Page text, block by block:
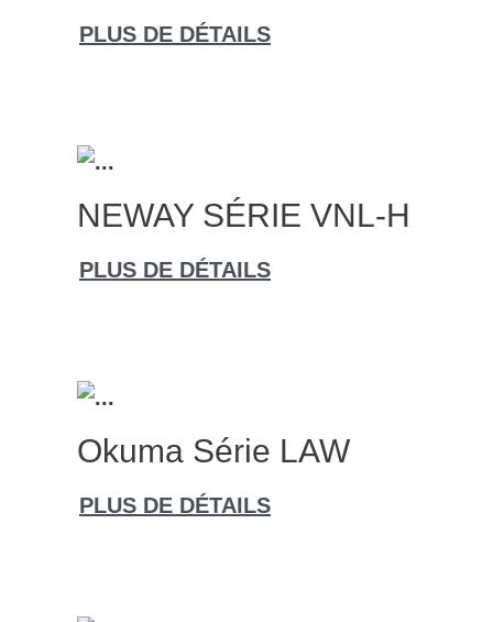
PLUS DE DÉTAILS
NEWAY SÉRIE VNL-H
PLUS DE DÉTAILS
Okuma Série LAW
PLUS DE DÉTAILS